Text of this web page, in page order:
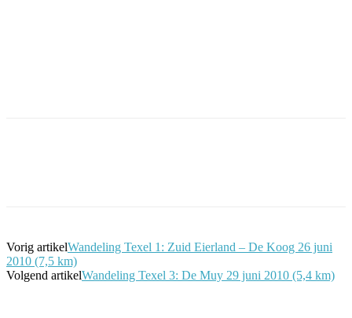
Vorig artikelWandeling Texel 1: Zuid Eierland – De Koog 26 juni
2010 (7,5 km)
Volgend artikelWandeling Texel 3: De Muy 29 juni 2010 (5,4 km)